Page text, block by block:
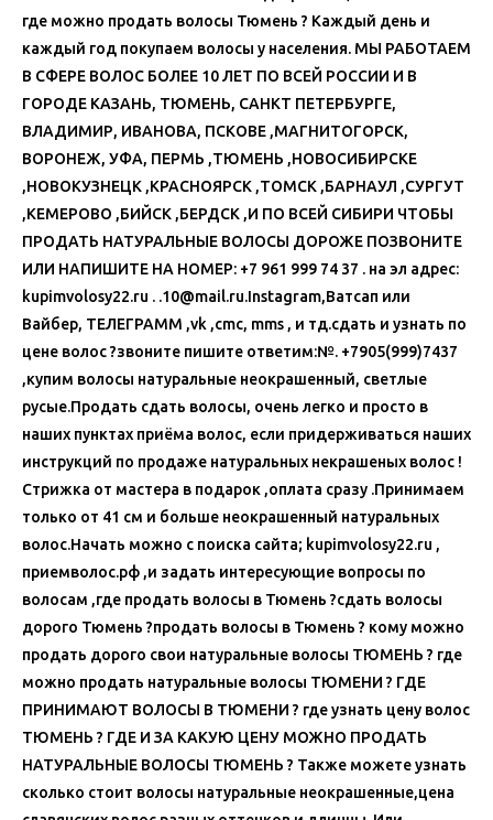
где можно продать волосы Тюмень ? Каждый день и
каждый год покупаем волосы у населения. МЫ РАБОТАЕМ
В СФЕРЕ ВОЛОС БОЛЕЕ 10 ЛЕТ ПО ВСЕЙ РОССИИ И В
ГОРОДЕ КАЗАНЬ, ТЮМЕНЬ, САНКТ ПЕТЕРБУРГЕ,
ВЛАДИМИР, ИВАНОВА, ПСКОВЕ ,МАГНИТОГОРСК,
ВОРОНЕЖ, УФА, ПЕРМЬ ,ТЮМЕНЬ ,НОВОСИБИРСКЕ
,НОВОКУЗНЕЦК ,КРАСНОЯРСК ,ТОМСК ,БАРНАУЛ ,СУРГУТ
,КЕМЕРОВО ,БИЙСК ,БЕРДСК ,И ПО ВСЕЙ СИБИРИ ЧТОБЫ
ПРОДАТЬ НАТУРАЛЬНЫЕ ВОЛОСЫ ДОРОЖЕ ПОЗВОНИТЕ
ИЛИ НАПИШИТЕ НА НОМЕР: +7 961 999 74 37 . на эл адрес:
kupimvolosy22.ru . .10@mail.ru.Instagram,Ватсап или
Вайбер, ТЕЛЕГРАММ ,vk ,cmc, mms , и тд.сдать и узнать по
цене волос ?звоните пишите ответим:№. +7905(999)7437
,купим волосы натуральные неокрашенный, светлые
русые.Продать сдать волосы, очень легко и просто в
наших пунктах приёма волос, если придерживаться наших
инструкций по продаже натуральных некрашеных волос !
Стрижка от мастера в подарок ,оплата сразу .Принимаем
только от 41 см и больше неокрашенный натуральных
волос.Начать можно с поиска сайта; kupimvolosy22.ru ,
приемволос.рф ,и задать интересующие вопросы по
волосам ,где продать волосы в Тюмень ?сдать волосы
дорого Тюмень ?продать волосы в Тюмень ? кому можно
продать дорого свои натуральные волосы ТЮМЕНЬ ? где
можно продать натуральные волосы ТЮМЕНИ ? ГДЕ
ПРИНИМАЮТ ВОЛОСЫ В ТЮМЕНИ ? где узнать цену волос
ТЮМЕНЬ ? ГДЕ И ЗА КАКУЮ ЦЕНУ МОЖНО ПРОДАТЬ
НАТУРАЛЬНЫЕ ВОЛОСЫ ТЮМЕНЬ ? Также можете узнать
сколько стоит волосы натуральные неокрашенные,цена